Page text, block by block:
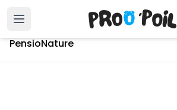
Accueil PensioNature
PensioNature